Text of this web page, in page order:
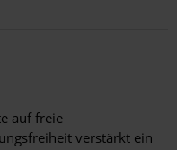
auf freie
verstärkt ein